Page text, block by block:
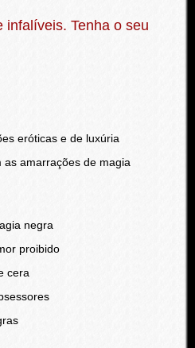
infalíveis. Tenha o seu
eróticas e de luxúria
amarrações de magia
negra
proibido
cera